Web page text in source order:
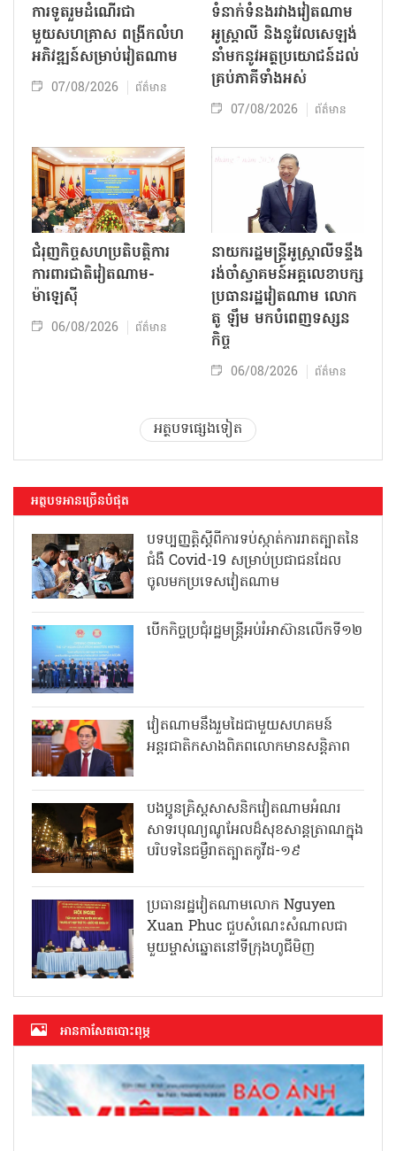
ការទូតរួមដំណើរជា
មួយសហគ្រាស ពង្រីកលំហ
អភិវឌ្ឍន៍សម្រាប់វៀតណាម
07/08/2026 ព័ត៌មាន
ទំនាក់ទំនងរវាងវៀតណាម
អូស្ត្រាលី និងនូវែលសេឡង់
នាំមកនូវអត្ថប្រយោជន៍ដល់
គ្រប់ភាគីទាំងអស់
07/08/2026 ព័ត៌មាន
ជំរុញកិច្ចសហប្រតិបត្តិការ
ការពារជាតិវៀតណាម-
ម៉ាឡេស៊ី
06/08/2026 ព័ត៌មាន
នាយករដ្ឋមន្ត្រីអូស្ត្រាលីទន្ទឹង
រង់ចាំស្វាគមន៍អគ្គលេខាបក្ស
ប្រធានរដ្ឋវៀតណាម លោក
តូ ឡឹម មកបំពេញទស្សន
កិច្ច
06/08/2026 ព័ត៌មាន
អត្ថបទផ្សេងទៀត
អត្ថបទអានច្រើនបំផុត
បទប្បញ្ញត្តិស្តីពីការទប់ស្កាត់ការរាតត្បាតនៃ
ជំងឺ Covid-19 សម្រាប់ប្រជាជនដែល
ចូលមកប្រទេសវៀតណាម
បើកកិច្ចប្រជុំរដ្ឋមន្ត្រីអប់រំអាស៊ានលើកទី១២
វៀតណាមនឹងរួមដៃជាមួយសហគមន៍
អន្តរជាតិកសាងពិភពលោកមានសន្តិភាព
បងប្អូនគ្រិស្តសាសនិកវៀតណាមអំណរ
សាទរបុណ្យណូអែលដ៏សុខសាន្តត្រាណក្នុង
បរិបទនៃជម្ងឺរាតត្បាតកូវីដ-១៩
ប្រធានរដ្ឋវៀតណាមលោក Nguyen
Xuan Phuc ជួបសំណេះសំណាលជា
មួយម្ចាស់ឆ្នោតនៅទីក្រុងហូជីមិញ
អាន​កាសែត​បោះពុម្ភ